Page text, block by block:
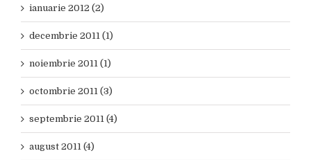
ianuarie 2012 (2)
decembrie 2011 (1)
noiembrie 2011 (1)
octombrie 2011 (3)
septembrie 2011 (4)
august 2011 (4)